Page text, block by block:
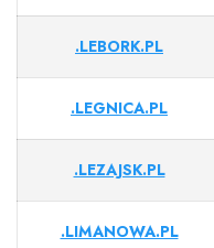
.LEBORK.PL
.LEGNICA.PL
.LEZAJSK.PL
.LIMANOWA.PL